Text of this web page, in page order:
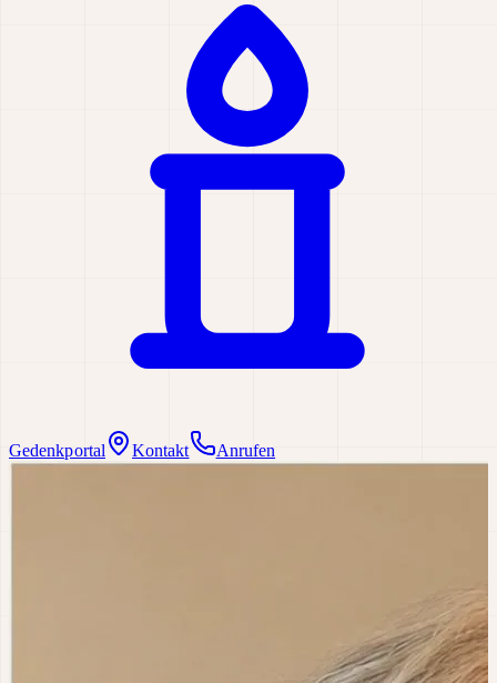
Gedenkportal Kontakt Anrufen